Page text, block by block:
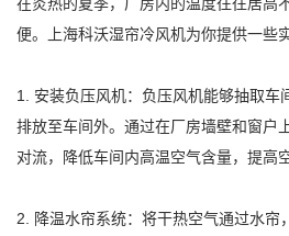
便。上海科沃湿帘冷风机为你提供一些
1. 安装负压风机：负压风机能够抽取车
排放至车间外。通过在厂房墙壁和窗户
对流，降低车间内高温空气含量，提高
2. 降温水帘系统：将干热空气通过水帘